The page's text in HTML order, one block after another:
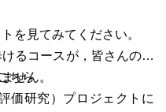
を見てみてください。
るコースが，皆さんの身
せん。
ちら
価研究）プロジェクトに